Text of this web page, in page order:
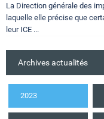
La Direction générale des
laquelle elle précise que
leur ICE ...
Archives actualités
2023